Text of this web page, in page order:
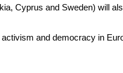
Cyprus and Sweden) will
and democracy in